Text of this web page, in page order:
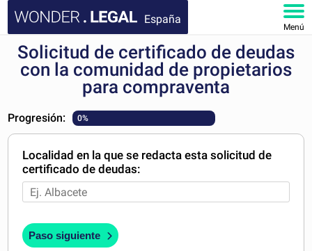
España
Menú
INICIO
DOCUMENTOS
FAQ
MI CUENTA
Solicitud de certificado de deudas
con la comunidad de propietarios
para compraventa
Progresión: 0%
Localidad en la que se redacta esta solicitud de
certificado de deudas:
Paso siguiente